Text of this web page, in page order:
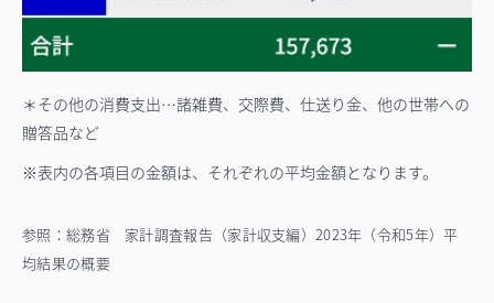
＊その他の消費支出…諸雑費、交際費、仕送り金、他の世帯への
贈答品など
※表内の各項目の金額は、それぞれの平均金額となります。
参照：総務省 家計調査報告（家計収支編）2023年（令和5年）平
均結果の概要